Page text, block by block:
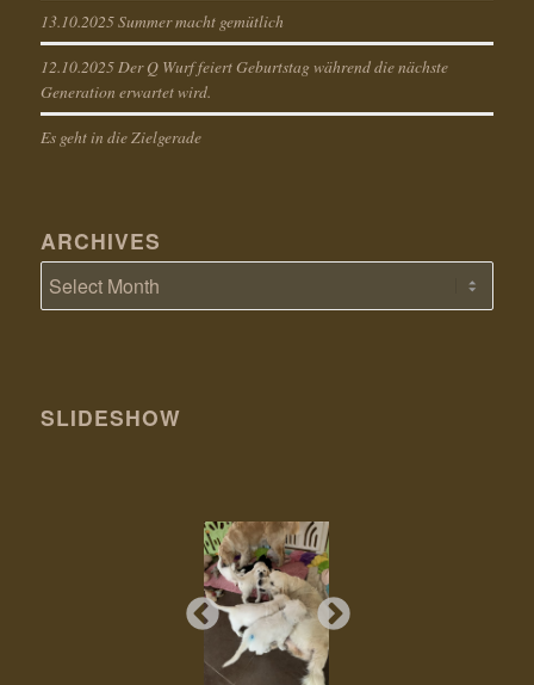
13.10.2025 Summer macht gemütlich
12.10.2025 Der Q Wurf feiert Geburtstag während die nächste
Generation erwartet wird.
Es geht in die Zielgerade
ARCHIVES
SLIDESHOW